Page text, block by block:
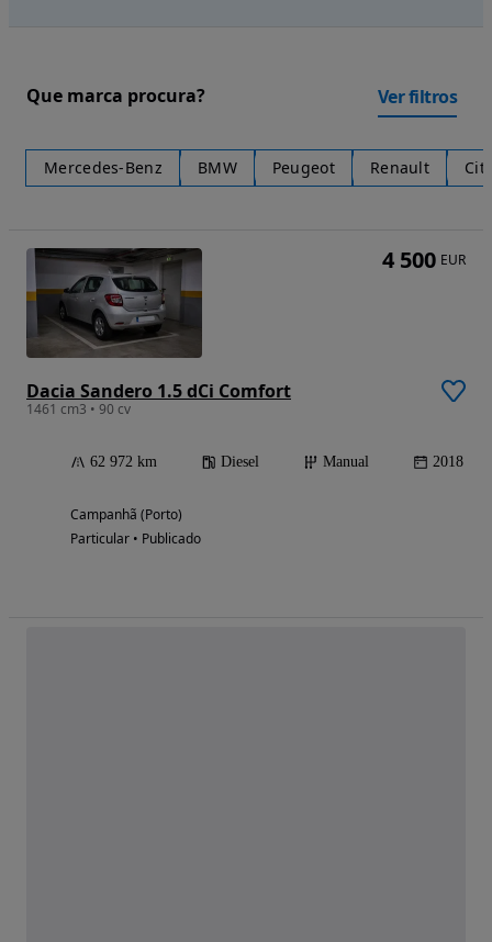
Que marca procura? Ver filtros
Mercedes-Benz BMW Peugeot Renault
Dacia Sandero 1.5 dCi Comfort
1461 cm3 • 90 cv
62 972 km Diesel Manual 2018
Campanhã (Porto)
Particular • Publicado
4 500 EUR